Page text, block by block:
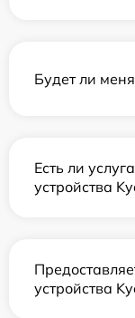
Будет ли
Есть ли
устройства
устройства